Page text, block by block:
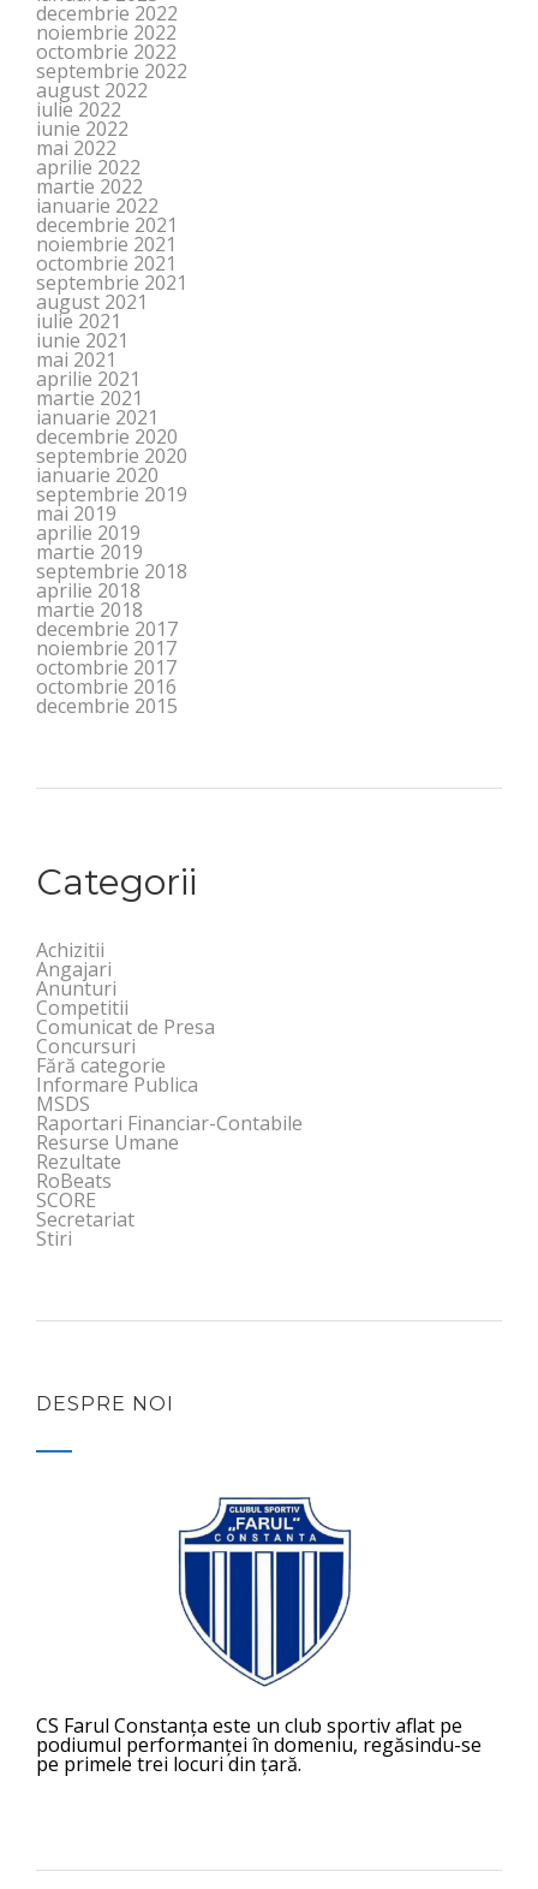
decembrie 2022
noiembrie 2022
octombrie 2022
septembrie 2022
august 2022
iulie 2022
iunie 2022
mai 2022
aprilie 2022
martie 2022
ianuarie 2022
decembrie 2021
noiembrie 2021
octombrie 2021
septembrie 2021
august 2021
iulie 2021
iunie 2021
mai 2021
aprilie 2021
martie 2021
ianuarie 2021
decembrie 2020
septembrie 2020
ianuarie 2020
septembrie 2019
mai 2019
aprilie 2019
martie 2019
septembrie 2018
aprilie 2018
martie 2018
decembrie 2017
noiembrie 2017
octombrie 2017
octombrie 2016
decembrie 2015
Categorii
Achizitii
Angajari
Anunturi
Competitii
Comunicat de Presa
Concursuri
Fără categorie
Informare Publica
MSDS
Raportari Financiar-Contabile
Resurse Umane
Rezultate
RoBeats
SCORE
Secretariat
Stiri
DESPRE NOI
CS Farul Constanța este un club sportiv aflat pe
podiumul performanței în domeniu, regăsindu-se
pe primele trei locuri din țară.